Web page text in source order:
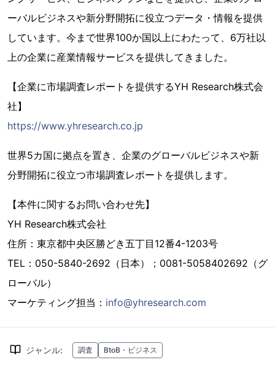
ーバルビジネスや新分野開拓に役立つデータ・情報を提供
しています。今まで世界100か国以上にわたって、6万社以
上の企業に産業情報サービスを提供してきました。
【企業に市場調査レポートを提供するYH Research株式会
社】
https://www.yhresearch.co.jp
世界5カ国に拠点を置き、企業のグローバルビジネスや新
分野開拓に役立つ市場調査レポートを提供します。
【本件に関するお問い合わせ先】
YH Research株式会社
住所：東京都中央区勝どき五丁目12番4-1203号
TEL：050-5840-2692（日本）；0081-5058402692（グ
ローバル）
マーケティング担当： info@yhresearch.com
ジャンル: 調査 BtoB・ビジネス